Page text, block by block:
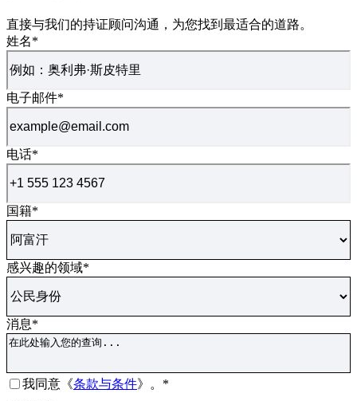
直接与我们的持证顾问沟通，为您找到最适合的道路。
姓名*
电子邮件*
电话*
国籍*
感兴趣的领域*
消息*
同 我同意《条款与条件》
。*